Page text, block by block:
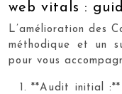
web vitals :
L’amélioration des
méthodique et un
pour vous
**Audit initial